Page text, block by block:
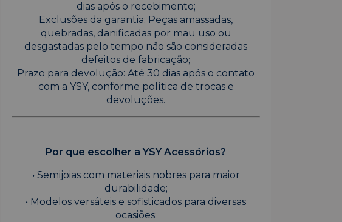
dias após o recebimento;
Exclusões da garantia: Peças amassadas,
quebradas, danificadas por mau uso ou
desgastadas pelo tempo não são consideradas
defeitos de fabricação;
Prazo para devolução: Até 30 dias após o contato
com a YSY, conforme política de trocas e
devoluções.
Por que escolher a YSY Acessórios?
• Semijoias com materiais nobres para maior
durabilidade;
• Modelos versáteis e sofisticados para diversas
ocasiões;